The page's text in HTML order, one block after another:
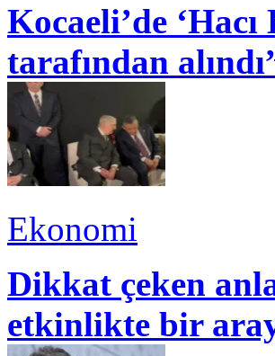
Kocaeli’de
tarafından
Ekonomi
Dikkat çeken
etkinlikte bir